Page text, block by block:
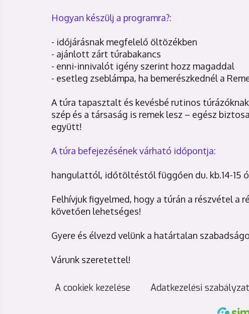
Hogyan készülj a programra?:
- időjárásnak megfelelő öltözékben
- ajánlott zárt túrabakancs
- enni-innivalót igény szerint hozz magaddal
- esetleg zseblámpa, ha bemerészkednél a
A túra tapasztalt és kevésbé rutinos
szép és a társaság is remek lesz – egész
együtt!
A túra befejezésének várható időpontja:
hangulattól, időtöltéstől függően du. kb.14-15
Felhívjuk figyelmed, hogy a túrán a részvétel
követően lehetséges!
Gyere és élvezd velünk a határtalan
Várunk szeretettel!
A cookiek kezelése Adatkezelési szabályzat